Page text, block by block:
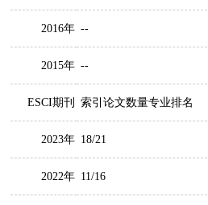
2016年 --
2015年 --
ESCI期刊 索引论文数量专业排名
2023年 18/21
2022年 11/16